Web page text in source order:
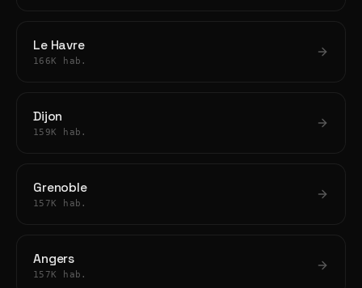
Le Havre
166K hab.
Dijon
159K hab.
Grenoble
157K hab.
Angers
157K hab.